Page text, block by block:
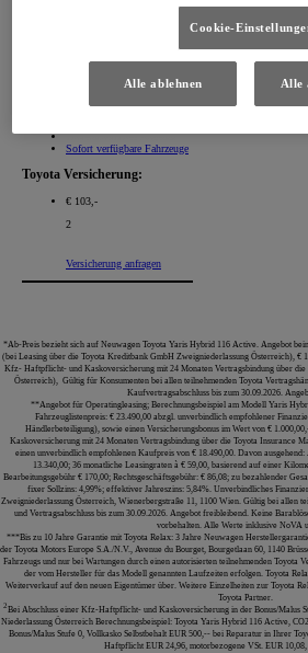
Toyota Relax Garantie:
Unverbindliches Angebot
Sofort verfügbare Fahrzeuge
Toyota Versicherung:
€ 103,-
2
Versicherung anfragen
*Ab-Preis bezieht sich auf Neuwagen Toyota Yaris Hybrid 116 Active. Angebot
(bei Leasing über die Toyota Kreditbank GmbH Zweigniederlassung Österreich), €
Kfz- Haftpflicht- und Kaskoversicherung mit 24 Monaten Vertragsbindung über die
Österreich), Gültig für Konsumenten bei allen teilnehmenden Toyota
Kaufvertragsabschluss bis zum 30.09.2026.
**Angebot für Operatingleasing; Berechnungsbeispiel am Modell Yaris
Fahrzeuglistenpreis: € 23.490,00 abzgl. unverbindlich empfohlener
Händlerbeteiligung), sowie einen Versicherungsbonus im Wert von €
Kaskoversicherung mit 24 Monaten Vertragsbindung über die Toyota Insurance
einen unverbindlich empfohlenen Kaufpreis von € 18.490,00. Davon
13.340,00; 36 monatliche Leasingraten à € 59,00, basierend auf einer
Bearbeitungsgebühr € 170,00; Rechtsgeschäftsgebühr: € 86,08; zu bezahlender
fixer Sollzins: 4,99%; effektiver Jahreszins: 5,84%. Unverbindliches
Zweigniederlassung Österreich, Wienerbergstraße 11, 1100 Wien. Gültig bei allen
und Vertragsabschluss bis zum 30.09.2026. Angebot freibleibend. Keine
vorbehalten. Alle Werte inklusive NoVA
***Bis zu 10 Jahre Garantie mit Toyota Relax: 3 Jahre Neuwagen
der Toyota Motors Europe S.A./N.V., Avenue du Bourget, Bourgetlaan 60, 1140
Fahrzeugs und nur bei Wartungen durch einen autorisierten teilnehmenden Toyota
der vom Hersteller für das Modell genannten Laufzeiten erfolgen. Toyota
Weiterverkauf auf den neuen Eigentümer über. Weitere Einzelheiten zur Toyota
Toyota Partner.
2Bei Abschluss einer Kfz-Haftpflicht- und Kaskoversicherung in der Bonus/Malus
Niederlassung Österreich Berechnungsbeispiel: Toyota Yaris Hybrid 116 Active,
Bonus/Malus Stufe 0, Vollkasko Selbstbehalt EUR 500,-- bei Reparatur in Ihrer
Haftpflicht EUR 24,96, motorbezogene VSt. EUR
Cookie-
Alle ablehnen Alle